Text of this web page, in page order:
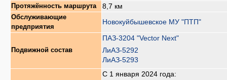
Протяжённость маршрута 8,7 км
Обслуживающие
предприятия
Новокуйбышевское МУ "ПТП"
Подвижной состав
ПАЗ-3204 "Vector Next"
ЛиАЗ-5292
ЛиАЗ-5293
С 1 января 2024 года: